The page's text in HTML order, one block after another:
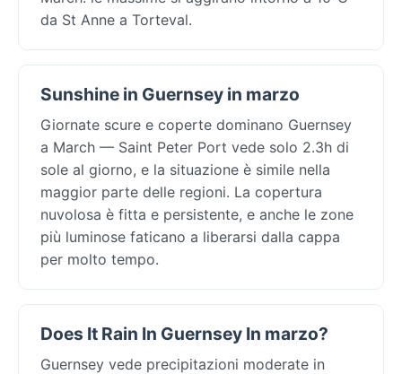
da St Anne a Torteval.
Sunshine in Guernsey in marzo
Giornate scure e coperte dominano Guernsey
a March — Saint Peter Port vede solo 2.3h di
sole al giorno, e la situazione è simile nella
maggior parte delle regioni. La copertura
nuvolosa è fitta e persistente, e anche le zone
più luminose faticano a liberarsi dalla cappa
per molto tempo.
Does It Rain In Guernsey In marzo?
Guernsey vede precipitazioni moderate in